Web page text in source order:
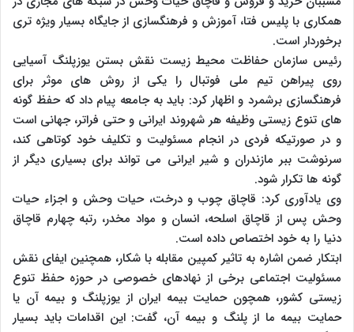
همکاری با پلیس فتا، آموزش و فرهنگسازی از جایگاه بسیار ویژه تری
برخوردار است.
رئیس سازمان حفاظت محیط زیست نقش بستن یوزپلنگ آسیایی
روی پیراهن تیم ملی فوتبال را یکی از روش های موثر برای
فرهنگسازی برشمرد و اظهار کرد: باید به جامعه پیام داد که حفظ گونه
های تنوع زیستی وظیفه هر شهروند ایرانی و حتی فراتر، جهانی است
و در صورتیکه فردی در انجام مسئولیت و تکلیف خود کوتاهی کند،
سرنوشت ببر مازندران و شیر ایرانی می تواند برای بسیاری دیگر از
گونه ها تکرار شود.
وی یادآوری کرد: قاچاق چوب و درخت، حیات وحش و اجزاء حیات
وحش پس از قاچاق اسلحه، انسان و مواد مخدر، رتبه چهارم قاچاق
دنیا را به خود اختصاص داده است.
ابتکار ضمن اشاره به تاثیر کمپین مقابله با شکار، همچنین ایفای نقش
مسئولیت اجتماعی برخی از نهادهای خصوصی در حوزه حفظ تنوع
زیستی کشور، همچون حمایت بیمه ایران از یوزپلنگ و بیمه آن یا
حمایت بیمه ما از پلنگ و بیمه آن، گفت: این اقدامات باید بسیار